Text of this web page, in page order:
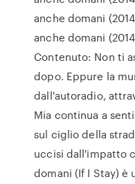
anche domani
anche domani
Contenuto: Non ti
dopo. Eppure la
dall'autoradio,
Mia continua a
sul ciglio della
uccisi dall'impatto
domani (If I Stay) è